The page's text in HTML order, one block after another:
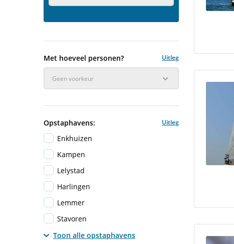
Met hoeveel personen? Uitleg
Geen voorkeur
Opstaphavens: Uitleg
Enkhuizen
Kampen
Lelystad
Harlingen
Lemmer
Stavoren
Toon alle opstaphavens